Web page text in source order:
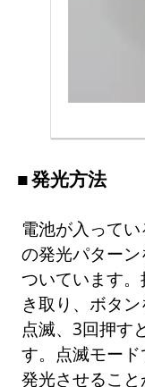
発光方法
電池が入って
の発光パター
ついています
き取り、ボタ
点滅、3回押す
す。点滅モー
発光させるこ